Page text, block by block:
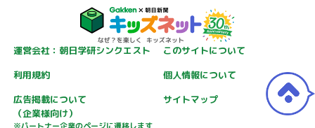
運営会社：朝日学研シンクエスト
このサイトについて
利用規約
個人情報について
広告掲載について
（企業様向け）
サイトマップ